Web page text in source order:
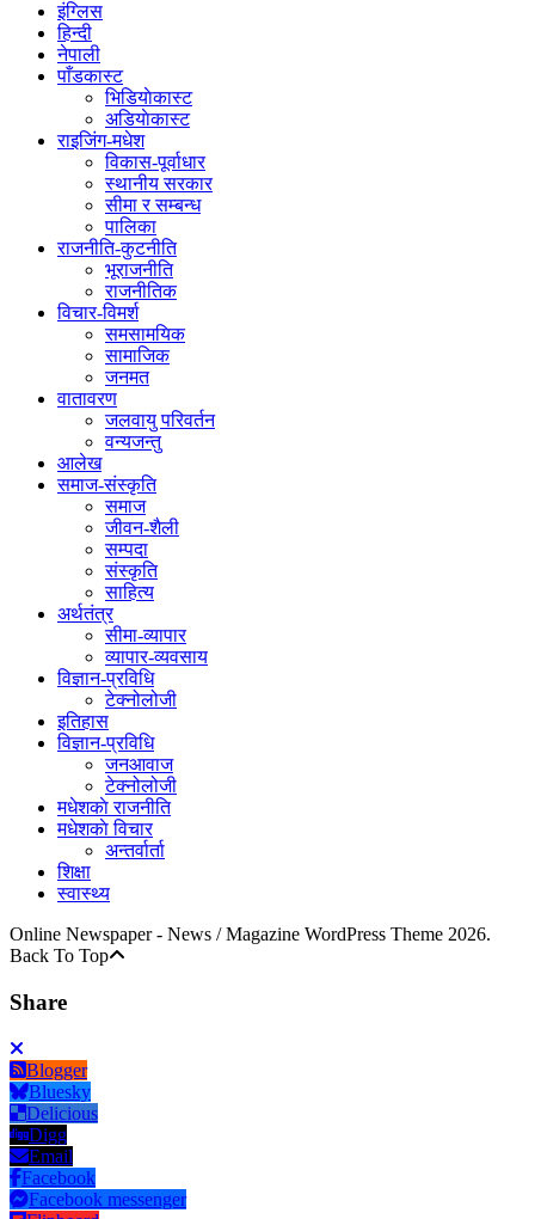
इंग्लिस
हिन्दी
नेपाली
पाँडकास्ट
भिडियाेकास्ट
अडियाेकास्ट
राइजिंग-मधेश
विकास-पूर्वाधार
स्थानीय सरकार
सीमा र सम्बन्ध
पालिका
राजनीति-कुटनीति
भूराजनीति
राजनीतिक
विचार-विमर्श
समसामयिक
सामाजिक
जनमत
वातावरण
जलवायु परिवर्तन
वन्यजन्तु
आलेख
समाज-संस्कृति
समाज
जीवन-शैली
सम्पदा
संस्कृति
साहित्य
अर्थतंत्र
सीमा-व्यापार
व्यापार-व्यवसाय
विज्ञान-प्रविधि
टेक्नोलोजी
इतिहास
विज्ञान-प्रविधि
जनआवाज
टेक्नोलोजी
मधेशकाे राजनीति
मधेशकाे विचार
अन्तर्वार्ता
शिक्षा
स्वास्थ्य
Online Newspaper - News / Magazine WordPress Theme 2026.
Back To Top
Share
Blogger
Bluesky
Delicious
Digg
Email
Facebook
Facebook messenger